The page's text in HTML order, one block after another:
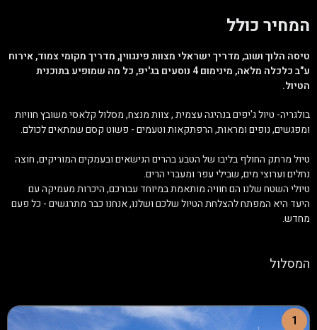
המחיר כולל
טיסה הלוך ושוב, מדריך ישראלי מצוות פינגווין, מדריך מקומי צמוד, אירוח
ע"ב כלכלה מלאה, מינימום 4 נוסעים בג'יפ, כל מה שמופיע בתוכנית
הטיול.
בולגריה- טיול ג'יפים בנהיגה עצמית , צוות מנצח, מסלול קלאסי משובץ חוויות
ומפגשים, נופים ומראות, הרפתקאות וטעמים - פשוט קסם שמתאים לכולם.
טיול מרתק החולף בליבו של הטבע בהרים הנישאים ובעמקים המוריקים, חוצה
נחלים וערוצי מים, שבילי עפר ומעברי הרים.
טיולי השטח שלנו הם חוויה מותאמת במיוחד עבורכם, היכרות מעמיקה עם
היעד היא המפתח להצלחת הטיול שלכם ושלנו, אנחנו כבר מתרגשים - כל פעם
מחדש.
המסלול
1